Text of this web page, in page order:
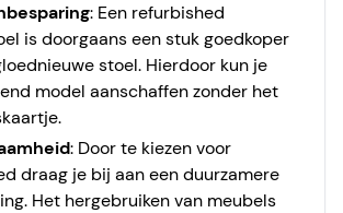
: Een refurbished
is doorgaans een stuk goedkoper
stoel. Hierdoor kun je
model aanschaffen zonder het
: Door te kiezen voor
draag je bij aan een duurzamere
Het hergebruiken van meubels